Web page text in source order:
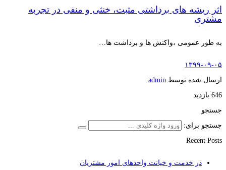
اثر ریشه های برداشتی مثبت، خنثی و منفی در تجربه
مشتری
به طور عمومی ،واکنش ها و برداشت ها…
۱۳۹۹-۰۹-۰۵
ارسال شده توسط admin
646 بازدید
جستجو
جستجو برای:
Recent Posts
در خدمت و خیانت واحدهای امور مشتریان